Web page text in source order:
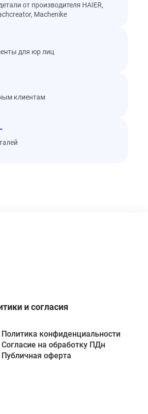
от производителя HAIER,
Machenike
для юр лиц
клиентам
и согласия
Политика конфиденциальности
Согласие на обработку ПДн
Публичная оферта